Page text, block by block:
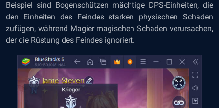
Beispiel sind Bogenschützen mächtige DPS-Einheiten, die
den Einheiten des Feindes starken physischen Schaden
zufügen, während Magier magischen Schaden verursachen,
der die Rüstung des Feindes ignoriert.